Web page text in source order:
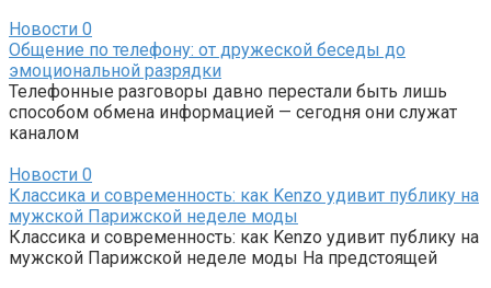
Новости 0
Общение по телефону: от дружеской беседы до
эмоциональной разрядки
Телефонные разговоры давно перестали быть лишь
способом обмена информацией — сегодня они служат
каналом
Новости 0
Классика и современность: как Kenzo удивит публику на
мужской Парижской неделе моды
Классика и современность: как Kenzo удивит публику на
мужской Парижской неделе моды На предстоящей